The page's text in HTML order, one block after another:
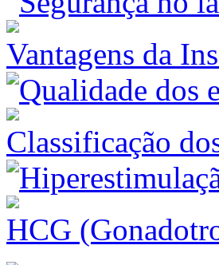
Vantagens da
Classificação
HCG